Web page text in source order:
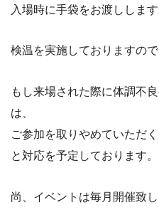
入場時に手袋をお渡しします
検温を実施しておりますの
もし来場された際に体調不
は、
ご参加を取りやめていただ
と対応を予定しております。
尚、イベントは毎月開催致し